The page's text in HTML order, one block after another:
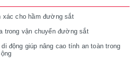
xác cho hầm đường sắt
trong vận chuyển đường sắt
động giúp nâng cao tính an toàn trong